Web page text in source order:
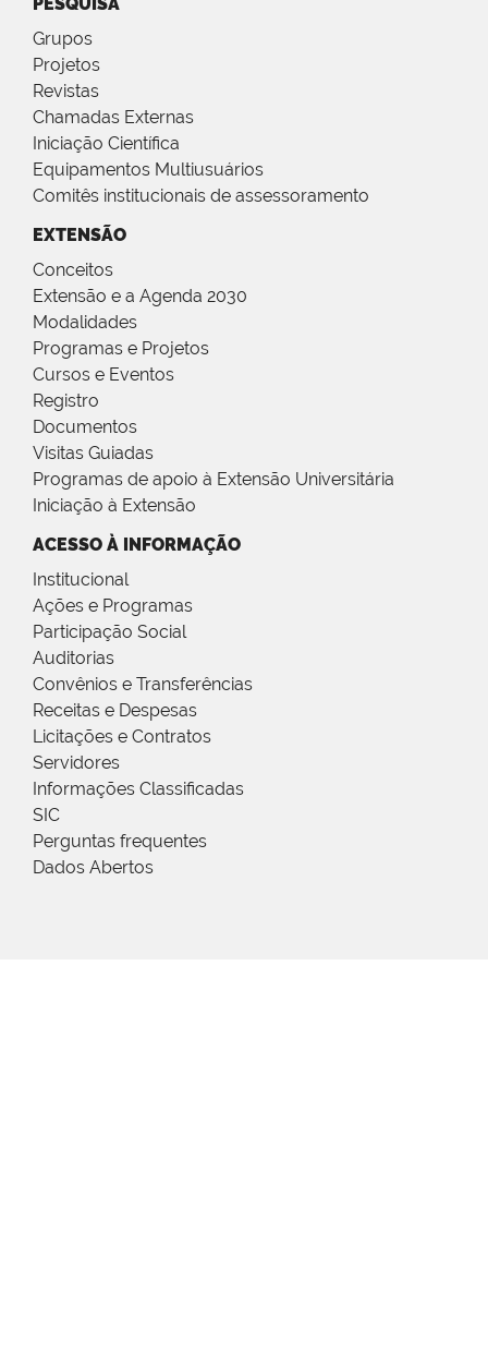
Grupos
Projetos
Revistas
Chamadas Externas
Iniciação Científica
Equipamentos Multiusuários
Comitês institucionais de assessoramento
EXTENSÃO
Conceitos
Extensão e a Agenda 2030
Modalidades
Programas e Projetos
Cursos e Eventos
Registro
Documentos
Visitas Guiadas
Programas de apoio à Extensão Universitária
Iniciação à Extensão
ACESSO À INFORMAÇÃO
Institucional
Ações e Programas
Participação Social
Auditorias
Convênios e Transferências
Receitas e Despesas
Licitações e Contratos
Servidores
Informações Classificadas
SIC
Perguntas frequentes
Dados Abertos